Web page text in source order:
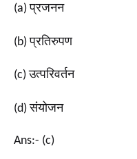
(a)प्रजनन
(b)प्रतिरुपण
(c)उत्परिवर्तन
(d)संयोजन
Ans:- (c)